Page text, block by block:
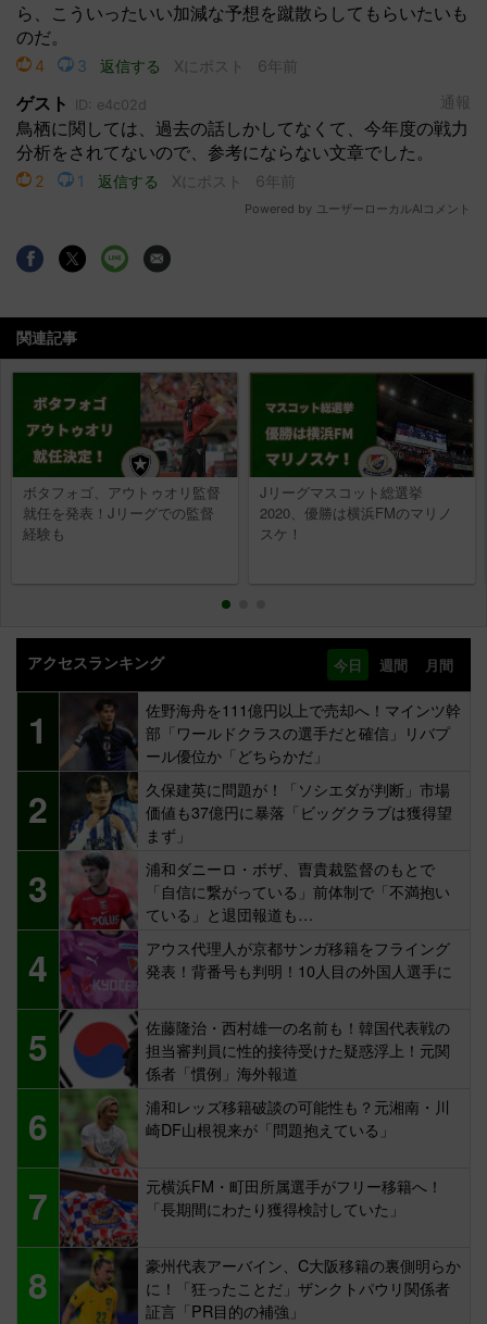
関連記事
ボタフォゴ、アウトゥオリ監督
就任を発表！Jリーグでの監督
経験も
Jリーグマスコット総選挙
2020、優勝は横浜FMのマリノ
スケ！
アクセスランキング 今日 週間 月間
1
佐野海舟を111億円以上で売却へ！マインツ幹
部「ワールドクラスの選手だと確信」リバプ
ール優位か「どちらかだ」
2
久保建英に問題が！「ソシエダが判断」市場
価値も37億円に暴落「ビッグクラブは獲得望
まず」
3
浦和ダニーロ・ボザ、曺貴裁監督のもとで
「自信に繋がっている」前体制で「不満抱い
ている」と退団報道も…
4
アウス代理人が京都サンガ移籍をフライング
発表！背番号も判明！10人目の外国人選手に
5
佐藤隆治・西村雄一の名前も！韓国代表戦の
担当審判員に性的接待受けた疑惑浮上！元関
係者「慣例」海外報道
6
浦和レッズ移籍破談の可能性も？元湘南・川
崎DF山根視来が「問題抱えている」
7
元横浜FM・町田所属選手がフリー移籍へ！
「長期間にわたり獲得検討していた」
8
豪州代表アーバイン、C大阪移籍の裏側明らか
に！「狂ったことだ」ザンクトパウリ関係者
証言「PR目的の補強」